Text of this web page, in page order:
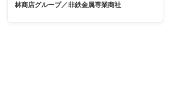
林商店グループ／非鉄金属専業商社